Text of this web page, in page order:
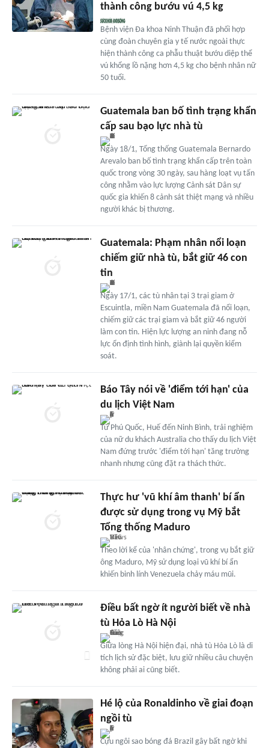
thành công bướu vú 4,5 kg
Bệnh viện Đa khoa Ninh Thuận đã phối hợp
cùng đoàn chuyên gia y tế nước ngoài thực
hiện thành công ca phẫu thuật bướu diệp thể
vú khổng lồ nặng hơn 4,5 kg cho bệnh nhân nữ
50 tuổi.
Guatemala ban bố tình trạng khẩn
cấp sau bạo lực nhà tù
Ngày 18/1, Tổng thống Guatemala Bernardo
Arevalo ban bố tình trạng khẩn cấp trên toàn
quốc trong vòng 30 ngày, sau hàng loạt vụ tấn
công nhằm vào lực lượng Cảnh sát Dân sự
quốc gia khiến 8 cảnh sát thiệt mạng và nhiều
người khác bị thương.
Guatemala: Phạm nhân nổi loạn
chiếm giữ nhà tù, bắt giữ 46 con
tin
Ngày 17/1, các tù nhân tại 3 trại giam ở
Escuintla, miền Nam Guatemala đã nổi loạn,
chiếm giữ các trại giam và bắt giữ 46 người
làm con tin. Hiện lực lượng an ninh đang nỗ
lực ổn định tình hình, giành lại quyền kiểm
soát.
Báo Tây nói về 'điểm tới hạn' của
du lịch Việt Nam
Từ Phú Quốc, Huế đến Ninh Bình, trải nghiệm
của nữ du khách Australia cho thấy du lịch Việt
Nam đứng trước 'điểm tới hạn' tăng trưởng
nhanh nhưng cũng đặt ra thách thức.
Thực hư 'vũ khí âm thanh' bí ẩn
được sử dụng trong vụ Mỹ bắt
Tổng thống Maduro
Theo lời kể của 'nhân chứng', trong vụ bắt giữ
ông Maduro, Mỹ sử dụng loại vũ khí bí ẩn
khiến binh lính Venezuela chảy máu mũi.
Điều bất ngờ ít người biết về nhà
tù Hỏa Lò Hà Nội
Giữa lòng Hà Nội hiện đại, nhà tù Hỏa Lò là di
tích lịch sử đặc biệt, lưu giữ nhiều câu chuyện
không phải ai cũng biết.
Hé lộ của Ronaldinho về giai đoạn
ngồi tù
Cựu ngôi sao bóng đá Brazil gây bất ngờ khi